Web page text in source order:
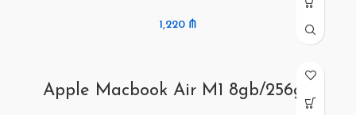
1,220 ₼
Apple Macbook Air M1 8gb/256gb